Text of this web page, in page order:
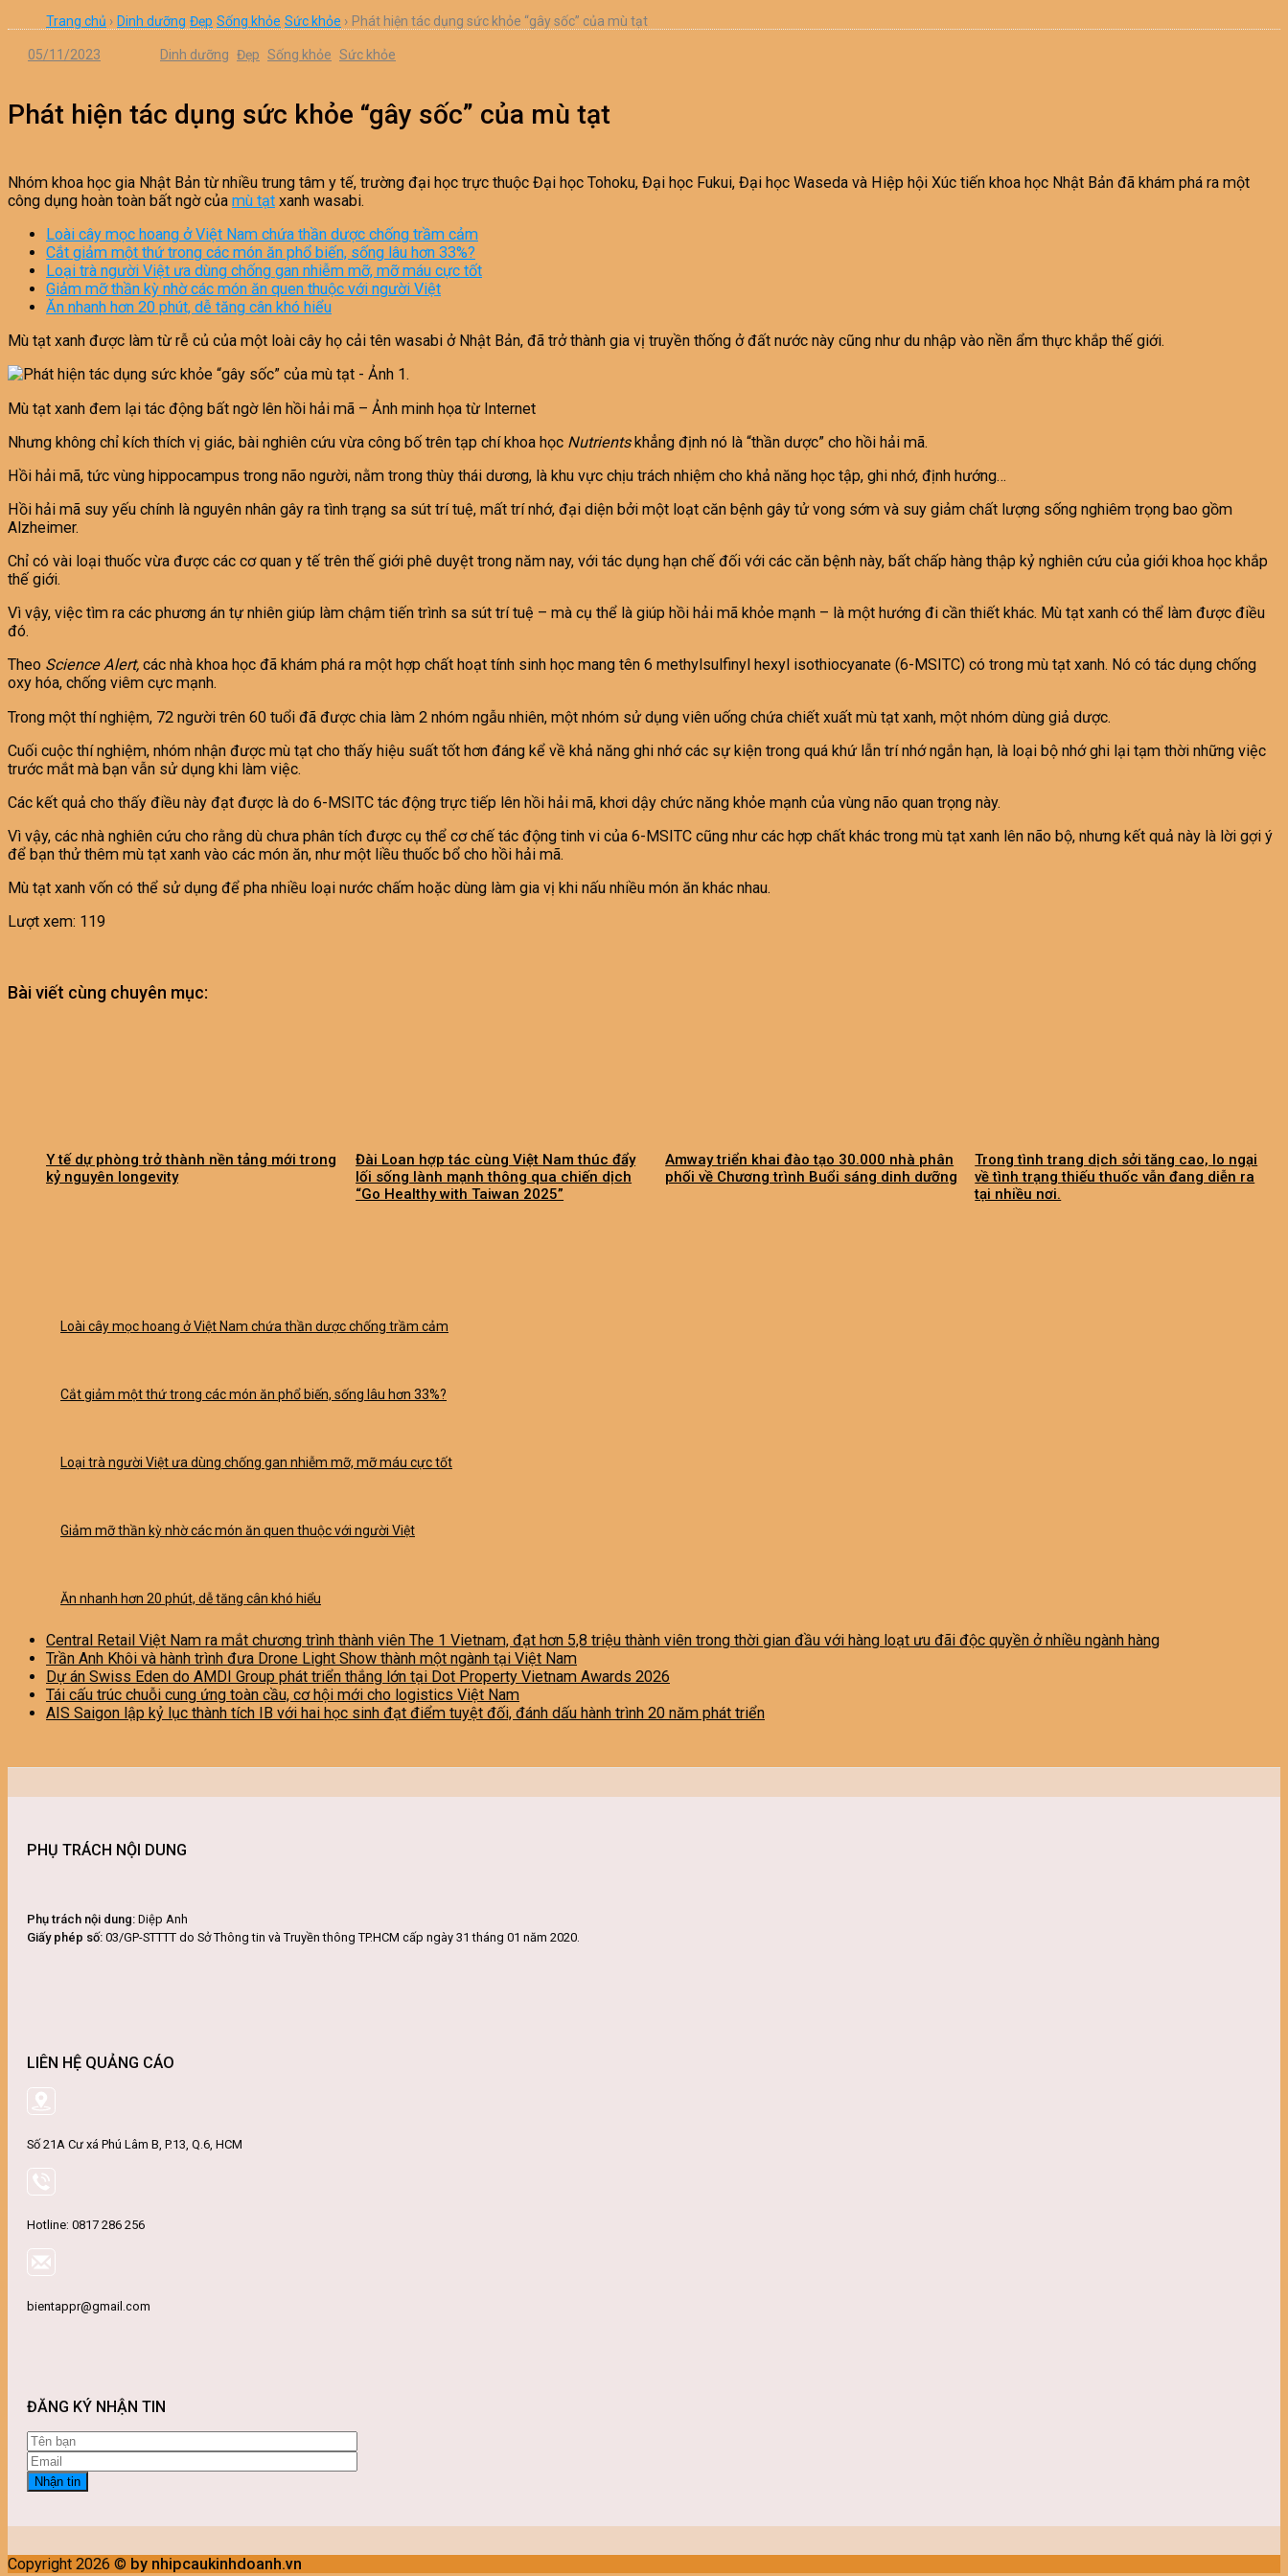
Trang chủ › Dinh dưỡng Đẹp Sống khỏe Sức khỏe › Phát hiện tác dụng sức khỏe “gây sốc” của mù tạt
05/11/2023 Dinh dưỡng Đẹp Sống khỏe Sức khỏe
Phát hiện tác dụng sức khỏe “gây sốc” của mù tạt
Nhóm khoa học gia Nhật Bản từ nhiều trung tâm y tế, trường đại học trực thuộc Đại học Tohoku, Đại học Fukui, Đại học Waseda và Hiệp hội Xúc tiến khoa học Nhật Bản đã khám phá ra một
công dụng hoàn toàn bất ngờ của mù tạt xanh wasabi.
Loài cây mọc hoang ở Việt Nam chứa thần dược chống trầm cảm
Cắt giảm một thứ trong các món ăn phổ biến, sống lâu hơn 33%?
Loại trà người Việt ưa dùng chống gan nhiễm mỡ, mỡ máu cực tốt
Giảm mỡ thần kỳ nhờ các món ăn quen thuộc với người Việt
Ăn nhanh hơn 20 phút, dễ tăng cân khó hiểu
Mù tạt xanh được làm từ rễ củ của một loài cây họ cải tên wasabi ở Nhật Bản, đã trở thành gia vị truyền thống ở đất nước này cũng như du nhập vào nền ẩm thực khắp thế giới.
Mù tạt xanh đem lại tác động bất ngờ lên hồi hải mã – Ảnh minh họa từ Internet
Nhưng không chỉ kích thích vị giác, bài nghiên cứu vừa công bố trên tạp chí khoa học Nutrientskhẳng định nó là “thần dược” cho hồi hải mã.
Hồi hải mã, tức vùng hippocampus trong não người, nằm trong thùy thái dương, là khu vực chịu trách nhiệm cho khả năng học tập, ghi nhớ, định hướng…
Hồi hải mã suy yếu chính là nguyên nhân gây ra tình trạng sa sút trí tuệ, mất trí nhớ, đại diện bởi một loạt căn bệnh gây tử vong sớm và suy giảm chất lượng sống nghiêm trọng bao gồm
Alzheimer.
Chỉ có vài loại thuốc vừa được các cơ quan y tế trên thế giới phê duyệt trong năm nay, với tác dụng hạn chế đối với các căn bệnh này, bất chấp hàng thập kỷ nghiên cứu của giới khoa học khắp
thế giới.
Vì vậy, việc tìm ra các phương án tự nhiên giúp làm chậm tiến trình sa sút trí tuệ – mà cụ thể là giúp hồi hải mã khỏe mạnh – là một hướng đi cần thiết khác. Mù tạt xanh có thể làm được điều
đó.
Theo Science Alert, các nhà khoa học đã khám phá ra một hợp chất hoạt tính sinh học mang tên 6 methylsulfinyl hexyl isothiocyanate (6-MSITC) có trong mù tạt xanh. Nó có tác dụng chống
oxy hóa, chống viêm cực mạnh.
Trong một thí nghiệm, 72 người trên 60 tuổi đã được chia làm 2 nhóm ngẫu nhiên, một nhóm sử dụng viên uống chứa chiết xuất mù tạt xanh, một nhóm dùng giả dược.
Cuối cuộc thí nghiệm, nhóm nhận được mù tạt cho thấy hiệu suất tốt hơn đáng kể về khả năng ghi nhớ các sự kiện trong quá khứ lẫn trí nhớ ngắn hạn, là loại bộ nhớ ghi lại tạm thời những việc
trước mắt mà bạn vẫn sử dụng khi làm việc.
Các kết quả cho thấy điều này đạt được là do 6-MSITC tác động trực tiếp lên hồi hải mã, khơi dậy chức năng khỏe mạnh của vùng não quan trọng này.
Vì vậy, các nhà nghiên cứu cho rằng dù chưa phân tích được cụ thể cơ chế tác động tinh vi của 6-MSITC cũng như các hợp chất khác trong mù tạt xanh lên não bộ, nhưng kết quả này là lời gợi ý
để bạn thử thêm mù tạt xanh vào các món ăn, như một liều thuốc bổ cho hồi hải mã.
Mù tạt xanh vốn có thể sử dụng để pha nhiều loại nước chấm hoặc dùng làm gia vị khi nấu nhiều món ăn khác nhau.
Lượt xem: 119
Bài viết cùng chuyên mục:
Y tế dự phòng trở thành nền tảng mới trong
kỷ nguyên longevity
Đài Loan hợp tác cùng Việt Nam thúc đẩy
lối sống lành mạnh thông qua chiến dịch
“Go Healthy with Taiwan 2025”
Amway triển khai đào tạo 30.000 nhà phân
phối về Chương trình Buổi sáng dinh dưỡng
Trong tình trang dịch sởi tăng cao, lo ngại
về tình trạng thiếu thuốc vẫn đang diễn ra
tại nhiều nơi.
Loài cây mọc hoang ở Việt Nam chứa thần dược chống trầm cảm
Cắt giảm một thứ trong các món ăn phổ biến, sống lâu hơn 33%?
Loại trà người Việt ưa dùng chống gan nhiễm mỡ, mỡ máu cực tốt
Giảm mỡ thần kỳ nhờ các món ăn quen thuộc với người Việt
Ăn nhanh hơn 20 phút, dễ tăng cân khó hiểu
Central Retail Việt Nam ra mắt chương trình thành viên The 1 Vietnam, đạt hơn 5,8 triệu thành viên trong thời gian đầu với hàng loạt ưu đãi độc quyền ở nhiều ngành hàng
Trần Anh Khôi và hành trình đưa Drone Light Show thành một ngành tại Việt Nam
Dự án Swiss Eden do AMDI Group phát triển thắng lớn tại Dot Property Vietnam Awards 2026
Tái cấu trúc chuỗi cung ứng toàn cầu, cơ hội mới cho logistics Việt Nam
AIS Saigon lập kỷ lục thành tích IB với hai học sinh đạt điểm tuyệt đối, đánh dấu hành trình 20 năm phát triển
PHỤ TRÁCH NỘI DUNG
Phụ trách nội dung: Diệp Anh
Giấy phép số: 03/GP-STTTT do Sở Thông tin và Truyền thông TP.HCM cấp ngày 31 tháng 01 năm 2020.
LIÊN HỆ QUẢNG CÁO
Số 21A Cư xá Phú Lâm B, P.13, Q.6, HCM
Hotline: 0817 286 256
bientappr@gmail.com
ĐĂNG KÝ NHẬN TIN
Copyright 2026 © by nhipcaukinhdoanh.vn